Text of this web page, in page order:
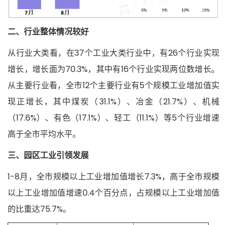
二、行业整体情况较好
从行业大类看，在37个工业大类行业中，有26个行业实现
增长，增长面为70.3%，其中有16个行业实现两位数增长。
从主要行业看，全市12个主要行业有5个规模工业增加值实
现正增长，其中煤炭（31.1%）、冶金（21.7%）、机械
（17.6%）、有色（17.1%）、轻工（11.1%）等5个行业增速
高于全市平均水平。
三、园区工业引领发展
1-8月，全市规模以上工业增加值增长7.3%，高于全市规模
以上工业增加值增速0.4个百分点，占规模以上工业增加值
的比重达75.7%。